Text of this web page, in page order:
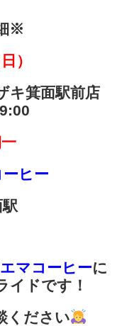
※
）
キ箕面駅前店
:00
ヒー
エマコーヒーに
イドです！
ください